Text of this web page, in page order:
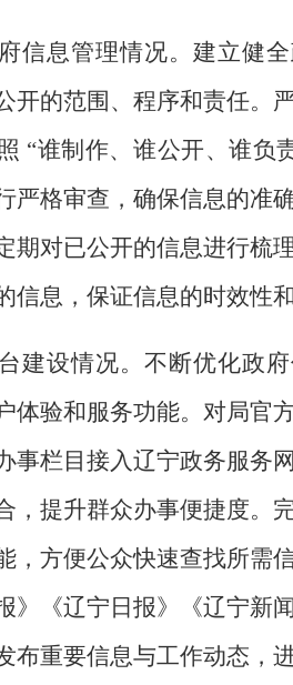
信息管理情况。 建立健
开的范围、程序和责任。
“谁制作、谁公开、谁负
严格审查，确保信息的准
期对已公开的信息进行梳
信息，保证信息的时效性
建设情况。 不断优化政
体验和服务功能。对局官
事栏目接入辽宁政务服务
，提升群众办事便捷度。
，方便公众快速查找所需
》《辽宁日报》
《辽宁新
布重要信息与工作动态，